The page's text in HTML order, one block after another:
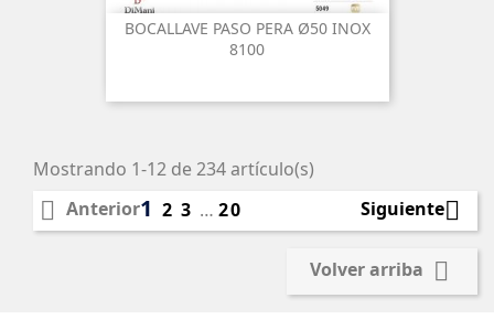
BOCALLAVE PASO PERA Ø50 INOX
8100
Mostrando 1-12 de 234 artículo(s)
 Anterior1 2 3 … 20 Siguiente
Volver arriba 